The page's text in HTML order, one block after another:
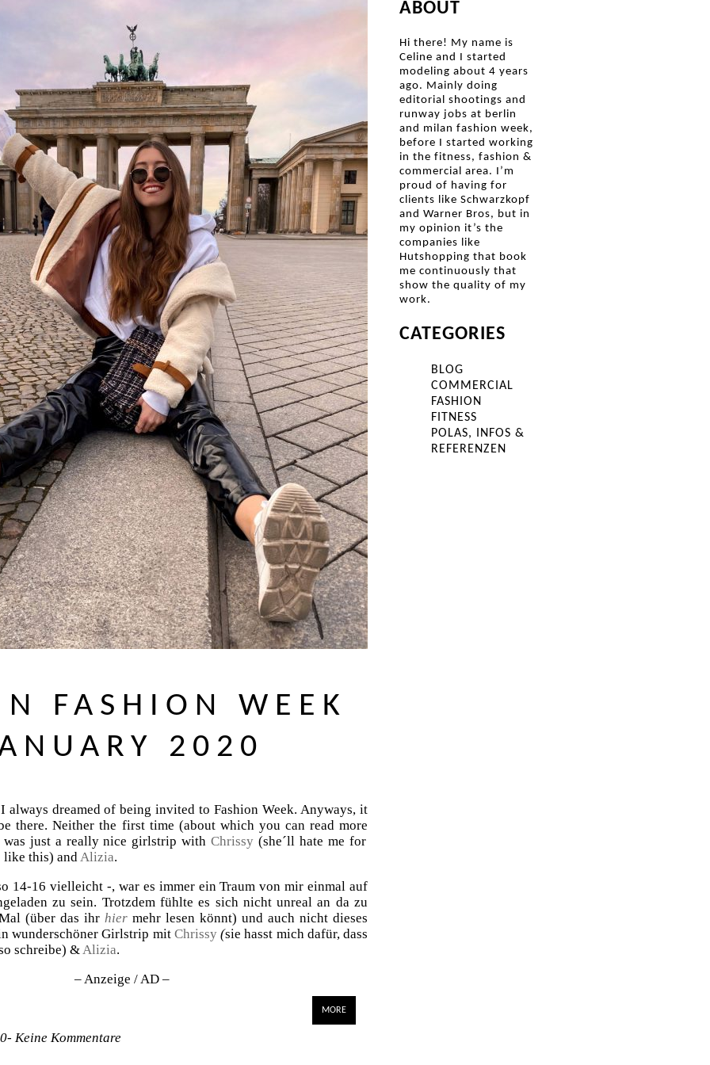
FASHION WEEK
2020
always dreamed of being invited to Fashion Week. Anyways, it
there. Neither the first time (about which you can read more
was just a really nice girlstrip withChrissy(she´ll hate me for
like this) andAlizia.
14-16 vielleicht -, war es immer ein Traum von mir einmal auf
zu sein. Trotzdem fühlte es sich nicht unreal an da zu
(über das ihr hier mehr lesen könnt) und auch nicht dieses
wunderschöner Girlstrip mit Chrissy(sie hasst mich dafür, dass
schreibe) &Alizia.
– Anzeige / AD –
MORE
Keine Kommentare
ABOUT
Hi there! My name is
Celine and I started
modeling about 4 years
ago. Mainly doing
editorial shootings and
runway jobs at berlin
and milan fashion week,
before I started working
in the fitness, fashion &
commercial area. I’m
proud of having for
clients like Schwarzkopf
and Warner Bros, but in
my opinion it’s the
companies like
Hutshopping that book
me continuously that
show the quality of my
work.
CATEGORIES
BLOG
COMMERCIAL
FASHION
FITNESS
POLAS, INFOS &
REFERENZEN